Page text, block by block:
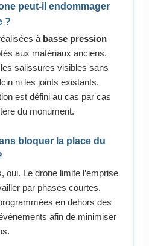
peut-il endommager
?
à basse pression
aux matériaux anciens.
les salissures visibles sans
ni les joints existants.
est défini au cas par cas
du monument.
bloquer la place du
oui. Le drone limite l’emprise
par phases courtes.
en dehors des
afin de minimiser